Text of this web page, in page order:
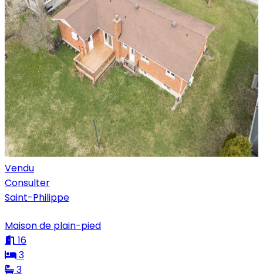
Vendu
Consulter
Saint-Philippe
Maison de plain-pied
16
3
3